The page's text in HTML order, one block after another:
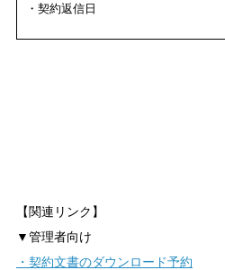
・契約返信日
【関連リンク】
▼管理者向け
・契約文書のダウンロード予約